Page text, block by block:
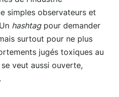
simples observateurs et
hashtagpour demander
surtout pour ne plus
jugés toxiques au
se veut aussi ouverte,